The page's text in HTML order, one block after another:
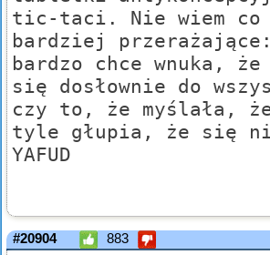
tic-taci. Nie wiem
bardziej
bardzo chce wnuka, że
się dosłownie do
czy to, że myślała,
tyle głupia, że się
YAFUD
#20904 883